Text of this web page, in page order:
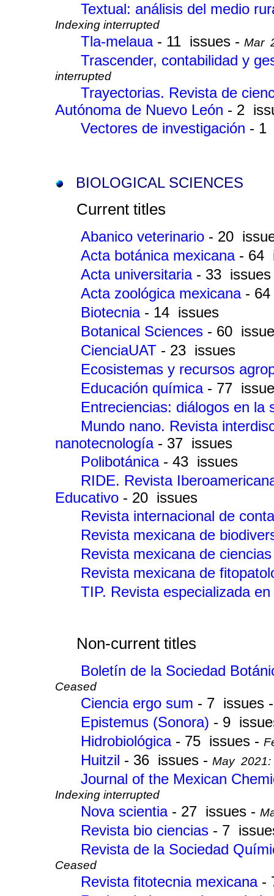
Textual: análisis del medio
Indexing interrupted
Tla-melaua - 11 issues - Mar
Trascender, contabilidad y
interrupted
Trayectorias. Revista de
Autónoma de Nuevo León - 2
Vectores de investigación - 1
BIOLOGICAL SCIENCES
Current titles
Abanico veterinario - 20
Acta botánica mexicana - 64
Acta universitaria - 33 issues
Acta zoológica mexicana -
Biotecnia - 14 issues
Botanical Sciences - 60
CienciaUAT - 23 issues
Ecosistemas y recursos
Educación química - 77
Entreciencias: diálogos en
Mundo nano. Revista
nanotecnología - 37 issues
Polibotánica - 43 issues
RIDE. Revista
Educativo - 20 issues
Revista internacional de
Revista mexicana de
Revista mexicana de
Revista mexicana de
TIP. Revista especializada
Non-current titles
Boletín de la Sociedad
Ceased
Ciencia ergo sum - 7 issues
Epistemus (Sonora) - 9
Hidrobiológica - 75 issues -
Huitzil - 36 issues - May 2021:
Journal of the Mexican
Indexing interrupted
Nova scientia - 27 issues -
Revista bio ciencias - 7
Revista de la Sociedad
Ceased
Revista fitotecnia mexicana -